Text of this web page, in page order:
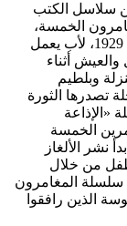
سلاسل الكتب
الخمسة،
والشياطين ال13. ولد سالم في الإسكندرية عام 1929، لأب يعمل
أثناء
وبلطيم
تصدرها الثورة
«الإذاعة
الخمسة
نشر الألغاز
أدب الطفل من خلال
سلسلة المغامرون
الذين رافقوا